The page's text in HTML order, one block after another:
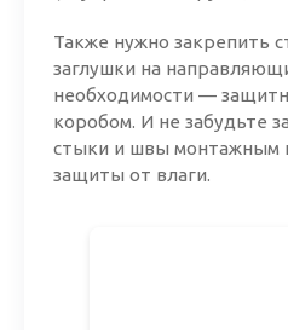
Также нужно закрепить
заглушки на
необходимости —
коробом. И не забудьте
стыки и швы монтажным
защиты от влаги.